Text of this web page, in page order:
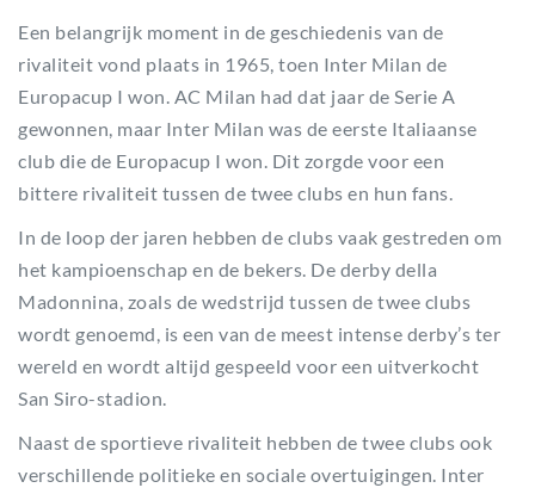
Een belangrijk moment in de geschiedenis van de
rivaliteit vond plaats in 1965, toen Inter Milan de
Europacup I won. AC Milan had dat jaar de Serie A
gewonnen, maar Inter Milan was de eerste Italiaanse
club die de Europacup I won. Dit zorgde voor een
bittere rivaliteit tussen de twee clubs en hun fans.
In de loop der jaren hebben de clubs vaak gestreden om
het kampioenschap en de bekers. De derby della
Madonnina, zoals de wedstrijd tussen de twee clubs
wordt genoemd, is een van de meest intense derby’s ter
wereld en wordt altijd gespeeld voor een uitverkocht
San Siro-stadion.
Naast de sportieve rivaliteit hebben de twee clubs ook
verschillende politieke en sociale overtuigingen. Inter